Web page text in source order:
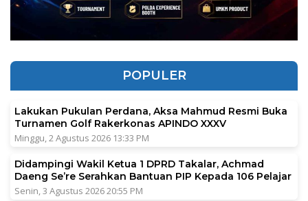
POPULER
Lakukan Pukulan Perdana, Aksa Mahmud Resmi Buka
Turnamen Golf Rakerkonas APINDO XXXV
Minggu, 2 Agustus 2026 13:33 PM
Didampingi Wakil Ketua 1 DPRD Takalar, Achmad
Daeng Se’re Serahkan Bantuan PIP Kepada 106 Pelajar
Senin, 3 Agustus 2026 20:55 PM